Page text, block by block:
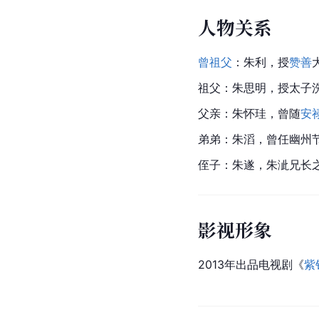
人物关系
曾祖父 ：朱利，授赞善
祖父：朱思明，授太子
父亲：朱怀珪，曾随安
弟弟：朱滔，曾任幽州
侄子：朱遂，朱泚兄长
影视形象
2013年出品电视剧《紫